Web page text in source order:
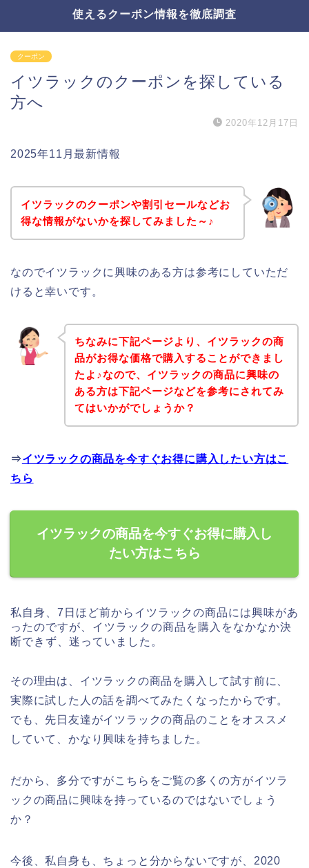
使えるクーポン情報を徹底調査
クーポン
イツラックのクーポンを探している
方へ
2020年12月17日
2025年11月最新情報
イツラックのクーポンや割引セールなどお
得な情報がないかを探してみました～♪
なのでイツラックに興味のある方は参考にしていただ
けると幸いです。
ちなみに下記ページより、イツラックの商
品がお得な価格で購入することができまし
たよ♪なので、イツラックの商品に興味の
ある方は下記ページなどを参考にされてみ
てはいかがでしょうか？
⇒イツラックの商品を今すぐお得に購入したい方はこ
ちら
イツラックの商品を今すぐお得に購入し
たい方はこちら
私自身、7日ほど前からイツラックの商品には興味があ
ったのですが、イツラックの商品を購入をなかなか決
断できず、迷っていました。
その理由は、イツラックの商品を購入して試す前に、
実際に試した人の話を調べてみたくなったからです。
でも、先日友達がイツラックの商品のことをオススメ
していて、かなり興味を持ちました。
だから、多分ですがこちらをご覧の多くの方がイツラ
ックの商品に興味を持っているのではないでしょう
か？
今後、私自身も、ちょっと分からないですが、2020